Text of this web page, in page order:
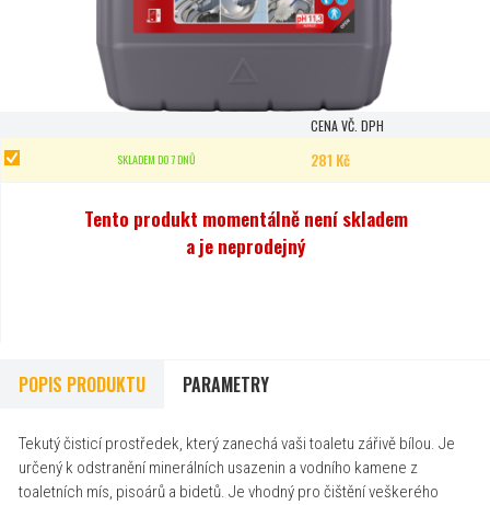
CENA VČ. DPH
SKLADEM DO 7 DNŮ 281 Kč
Tento produkt momentálně není skladem
a je neprodejný
POPIS PRODUKTU PARAMETRY
Tekutý čisticí prostředek, který zanechá vaši toaletu zářivě bílou. Je
určený k odstranění minerálních usazenin a vodního kamene z
toaletních mís, pisoárů a bidetů. Je vhodný pro čištění veškerého